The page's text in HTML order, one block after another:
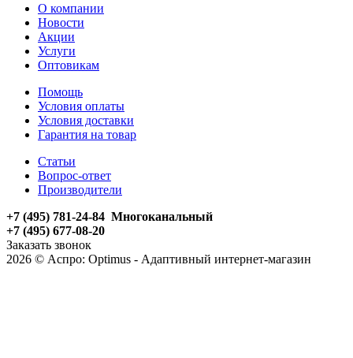
О компании
Новости
Акции
Услуги
Оптовикам
Помощь
Условия оплаты
Условия доставки
Гарантия на товар
Статьи
Вопрос-ответ
Производители
+7 (495) 781-24-84 Многоканальный
+7 (495) 677-08-20
Заказать звонок
2026 © Аспро: Optimus - Адаптивный интернет-магазин